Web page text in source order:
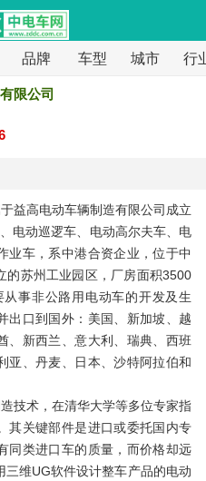
品牌 车型 城市 行
限公司
高电动车辆制造有限公司成立
电动巡逻车、电动高尔夫车、电
业车，系中港合资企业，位于中
的苏州工业园区，厂房面积3500
事非公路用电动车的开发及生
出口到国外：美国、新加坡、越
、新西兰、意大利、瑞典、西班
亚、丹麦、日本、沙特阿拉伯和
术，在清华大学等多位专家指
其关键部件是进口或委托国内专
同类进口车的质量，而价格却远
维UG软件设计整车产品的电动